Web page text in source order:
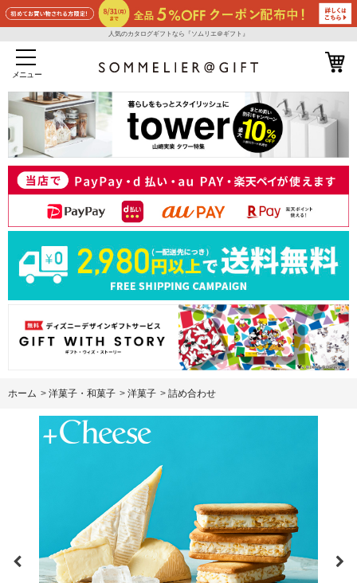
人気のカタログギフトなら『ソムリエ＠ギフト』
メニュー
ホーム > 洋菓子・和菓子 > 洋菓子 > 詰め合わせ